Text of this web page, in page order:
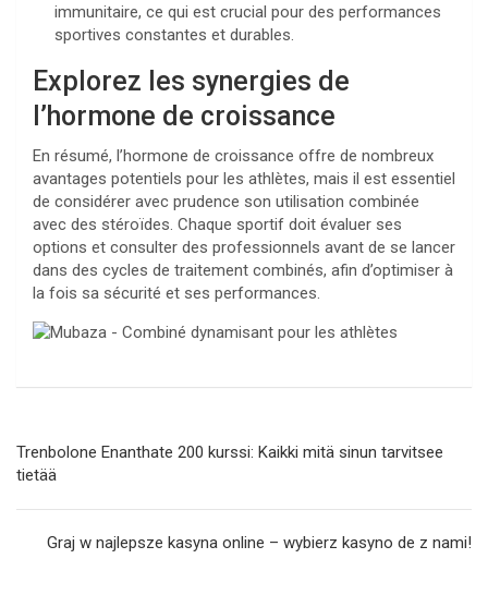
immunitaire, ce qui est crucial pour des performances
sportives constantes et durables.
Explorez les synergies de
l’hormone de croissance
En résumé, l’hormone de croissance offre de nombreux
avantages potentiels pour les athlètes, mais il est essentiel
de considérer avec prudence son utilisation combinée
avec des stéroïdes. Chaque sportif doit évaluer ses
options et consulter des professionnels avant de se lancer
dans des cycles de traitement combinés, afin d’optimiser à
la fois sa sécurité et ses performances.
de
entradas
Trenbolone Enanthate 200 kurssi: Kaikki mitä sinun tarvitsee
tietää
Graj w najlepsze kasyna online – wybierz kasyno de z nami!